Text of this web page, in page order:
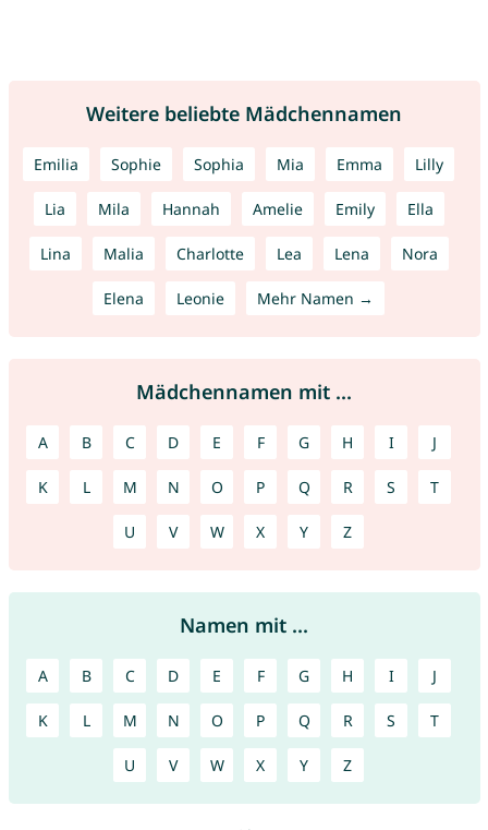
Weitere beliebte Mädchennamen
Emilia Sophie Sophia Mia Emma Lilly
Lia Mila Hannah Amelie Emily Ella
Lina Malia Charlotte Lea Lena Nora
Elena Leonie Mehr Namen →
Mädchennamen mit ...
A B C D E F G H I J
K L M N O P Q R S T
U V W X Y Z
Namen mit ...
A B C D E F G H I J
K L M N O P Q R S T
U V W X Y Z